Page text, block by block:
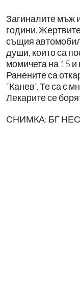
Загиналите мъж
години.
същия
души, които са
момичета на 15
Ранените са
“Канев”. Те са с
Лекарите се
СНИМКА: БГ НЕС